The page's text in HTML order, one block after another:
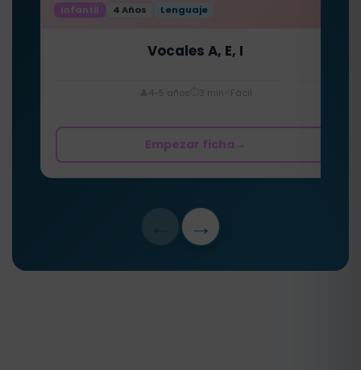
Infantil 4 Años Lenguaje
Vocales A, E, I
4-5 años 3 min Fácil
Empezar ficha →
→